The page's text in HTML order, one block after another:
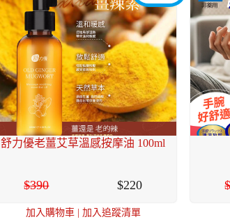
舒力優老薑艾草溫感按摩油 100ml
390 220
加入購物車| 加入追蹤清單